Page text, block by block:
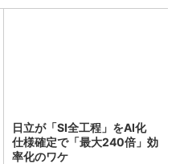
日立が「SI全工程」をAI化
仕様確定で「最大240倍」効
率化のワケ